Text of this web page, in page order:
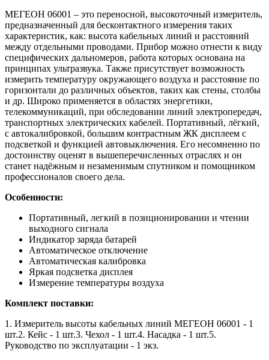
МЕГЕОН 06001 – это переносной, высокоточный измеритель,
предназначенный для бесконтактного измерения таких
характеристик, как: высота кабельных линий и расстояний
между отдельными проводами. Прибор можно отнести к виду
специфических дальномеров, работа которых основана на
принципах ультразвука. Также присутствует возможность
измерить температуру окружающего воздуха и расстояние по
горизонтали до различных объектов, таких как стены, столбы
и др. Широко применяется в областях энергетики,
телекоммуникаций, при обследовании линий электропередач,
транспортных электрических кабелей. Портативный, лёгкий,
с автокалибровкой, большим контрастным ЖК дисплеем с
подсветкой и функцией автовыключения. Его несомненно по
достоинству оценят в вышеперечисленных отраслях и он
станет надёжным и незаменимым спутником и помощником
профессионалов своего дела.
Особенности:
Портативный, легкий в позиционировании и чтении
выходного сигнала
Индикатор заряда батарей
Автоматическое отключение
Автоматическая калибровка
Яркая подсветка дисплея
Измерение температуры воздуха
Комплект поставки:
1. Измеритель высоты кабельных линий МЕГЕОН 06001 - 1
шт.2. Кейс - 1 шт.3. Чехол - 1 шт.4. Насадка - 1 шт.5.
Руководство по эксплуатации - 1 экз.